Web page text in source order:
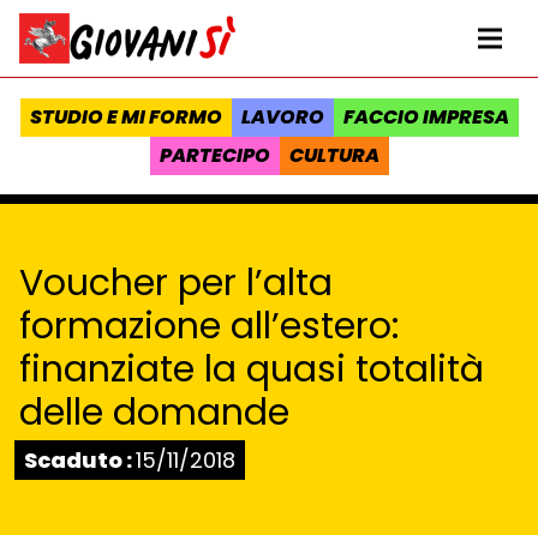
Vai al contenuto
Homepage Giovanisì - Progetto della Regione Toscana
STUDIO E MI FORMO LAVORO
FACCIO IMPRESA
PARTECIPO
CULTURA
Voucher per l’alta
formazione all’estero:
finanziate la quasi totalità
delle domande
Stato:
Scaduto :15/11/2018